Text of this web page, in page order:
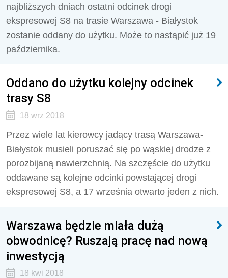
najbliższych dniach ostatni odcinek drogi
ekspresowej S8 na trasie Warszawa - Białystok
zostanie oddany do użytku. Może to nastąpić już 19
października.
Oddano do użytku kolejny odcinek
trasy S8
18 wrz 2018
Przez wiele lat kierowcy jadący trasą Warszawa-
Białystok musieli poruszać się po wąskiej drodze z
porozbijaną nawierzchnią. Na szczęście do użytku
oddawane są kolejne odcinki powstającej drogi
ekspresowej S8, a 17 września otwarto jeden z nich.
Warszawa będzie miała dużą
obwodnicę? Ruszają pracę nad nową
inwestycją
18 kwi 2018